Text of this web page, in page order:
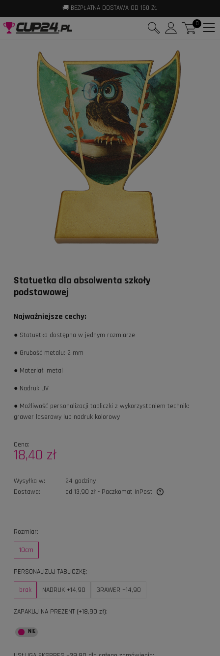
🚚 BEZPŁATNA DOSTAWA OD 150 ZŁ
⚡ WYSYŁKA W 24H
0
Statuetka dla absolwenta szkoły
podstawowej
Cena:
18,40 zł
Najważniejsze cechy:
● Statuetka dostępna w jednym rozmiarze
● Grubość metalu: 2 mm
● Materiał: metal
● Nadruk UV
● Możliwość personalizacji tabliczki z wykorzystaniem technik:
grawer laserowy lub nadruk kolorowy
Rozmiar:
10cm
PERSONALIZUJ TABLICZKĘ:
brak NADRUK +14,90 GRAWER +14,90
ZAPAKUJ NA PREZENT (+18,90 zł):
Wysyłka w:
24 godziny
Dostawa:
od 13,90 zł - Paczkomat InPost